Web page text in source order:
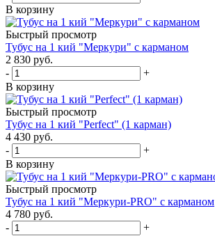
В корзину
Быстрый просмотр
Тубус на 1 кий "Меркури" с карманом
2 830 руб.
-
+
В корзину
Быстрый просмотр
Тубус на 1 кий "Perfect" (1 карман)
4 430 руб.
-
+
В корзину
Быстрый просмотр
Тубус на 1 кий "Меркури-PRO" с карманом
4 780 руб.
-
+